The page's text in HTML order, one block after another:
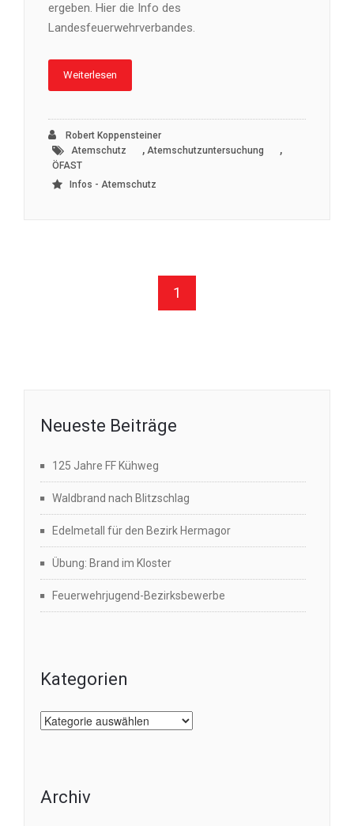
ergeben. Hier die Info des
Landesfeuerwehrverbandes.
Weiterlesen
Robert Koppensteiner
Atemschutz
, Atemschutzuntersuchung ,
ÖFAST
Infos - Atemschutz
1
Neueste Beiträge
125 Jahre FF Kühweg
Waldbrand nach Blitzschlag
Edelmetall für den Bezirk Hermagor
Übung: Brand im Kloster
Feuerwehrjugend-Bezirksbewerbe
Kategorien
Kategorien
Archiv